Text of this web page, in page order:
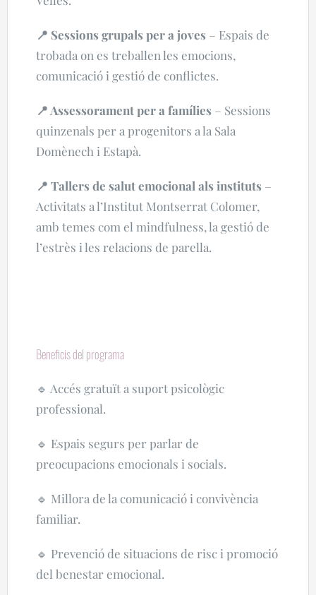
📍 Sessions grupals per a joves – Espais de
trobada on es treballen les emocions,
comunicació i gestió de conflictes.
📍 Assessorament per a famílies – Sessions
quinzenals per a progenitors a la Sala
Domènech i Estapà.
📍 Tallers de salut emocional als instituts –
Activitats a l’Institut Montserrat Colomer,
amb temes com el mindfulness, la gestió de
l’estrès i les relacions de parella.
Beneficis del programa
🔹 Accés gratuït a suport psicològic
professional.
🔹 Espais segurs per parlar de
preocupacions emocionals i socials.
🔹 Millora de la comunicació i convivència
familiar.
🔹 Prevenció de situacions de risc i promoció
del benestar emocional.